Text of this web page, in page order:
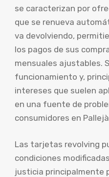
se caracterizan por
que se renueva
va devolviendo,
los pagos de sus
mensuales ajustables.
funcionamiento y,
intereses que suelen
en una fuente de
consumidores en
Las tarjetas revolving
condiciones
justicia principalmente